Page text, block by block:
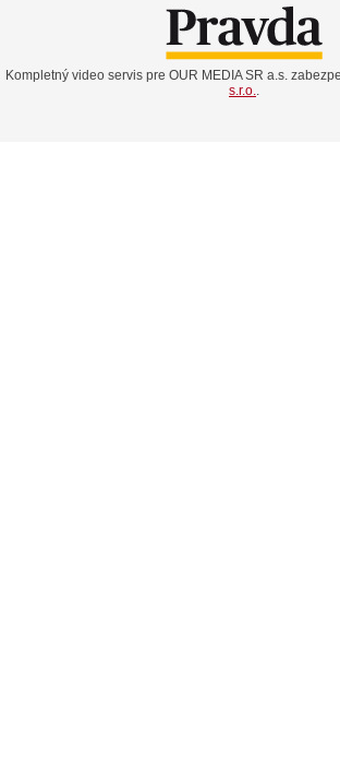
Kompletný video servis pre OUR MEDIA SR a.s.
s.r.o.